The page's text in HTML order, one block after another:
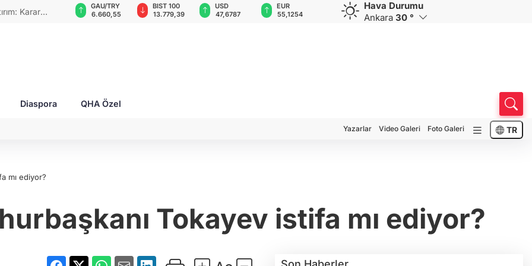
hava
6.660,55
BIST 100
13.779,39
USD
47,6787
EUR
55,1254
GBP
64,3468
CHF
59,0083
CAD
34,1883
Hava Durumu
Ankara 30 °
Diaspora QHA Özel
Yazarlar Video Galeri Foto Galeri TR
mı ediyor?
Tokayev istifa mı ediyor?